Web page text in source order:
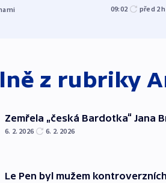
09:02 před 2
z rubriky
Zemřela „česká Bardotka“ Jana
6. 2. 2026 6. 2. 2026
Le Pen byl mužem